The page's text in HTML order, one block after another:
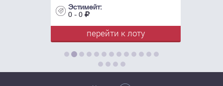
Эстимейт:
0 - 0
перейти к лоту